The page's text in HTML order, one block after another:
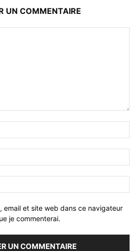
UN COMMENTAIRE
email et site web dans ce navigateur
je commenterai.